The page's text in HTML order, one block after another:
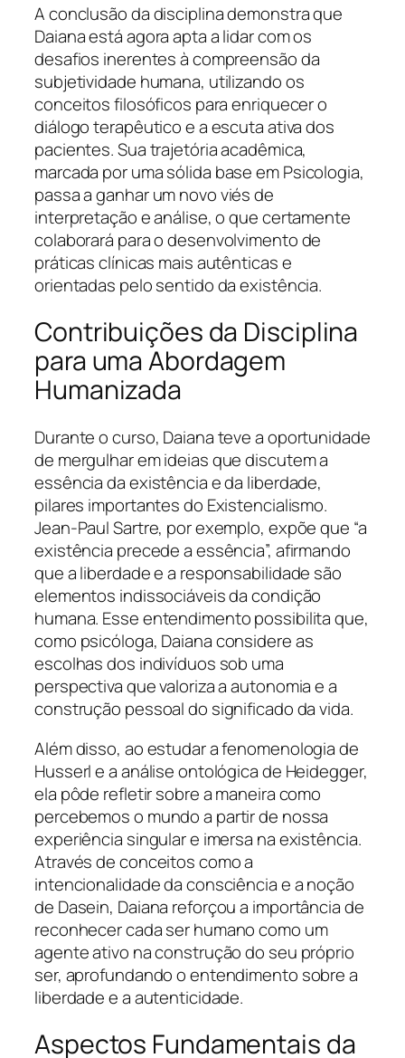
A conclusão da disciplina demonstra que
Daiana está agora apta a lidar com os
desafios inerentes à compreensão da
subjetividade humana, utilizando os
conceitos filosóficos para enriquecer o
diálogo terapêutico e a escuta ativa dos
pacientes. Sua trajetória acadêmica,
marcada por uma sólida base em Psicologia,
passa a ganhar um novo viés de
interpretação e análise, o que certamente
colaborará para o desenvolvimento de
práticas clínicas mais autênticas e
orientadas pelo sentido da existência.
Contribuições da Disciplina
para uma Abordagem
Humanizada
Durante o curso, Daiana teve a oportunidade
de mergulhar em ideias que discutem a
essência da existência e da liberdade,
pilares importantes do Existencialismo.
Jean-Paul Sartre, por exemplo, expõe que “a
existência precede a essência”, afirmando
que a liberdade e a responsabilidade são
elementos indissociáveis da condição
humana. Esse entendimento possibilita que,
como psicóloga, Daiana considere as
escolhas dos indivíduos sob uma
perspectiva que valoriza a autonomia e a
construção pessoal do significado da vida.
Além disso, ao estudar a fenomenologia de
Husserl e a análise ontológica de Heidegger,
ela pôde refletir sobre a maneira como
percebemos o mundo a partir de nossa
experiência singular e imersa na existência.
Através de conceitos como a
intencionalidade da consciência e a noção
de Dasein, Daiana reforçou a importância de
reconhecer cada ser humano como um
agente ativo na construção do seu próprio
ser, aprofundando o entendimento sobre a
liberdade e a autenticidade.
Aspectos Fundamentais da